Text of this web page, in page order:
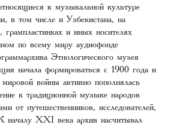
к музыкальной культуре
в том числе и Узбекистана, на
грампластинках и иных носителях
по всему миру аудиофонде
Этнологического музея
начала формироваться с 1900 года и
войны активно пополнялась
к традиционной музыке народов
от путешественников, исследователей,
началу XXI века архив насчитывал